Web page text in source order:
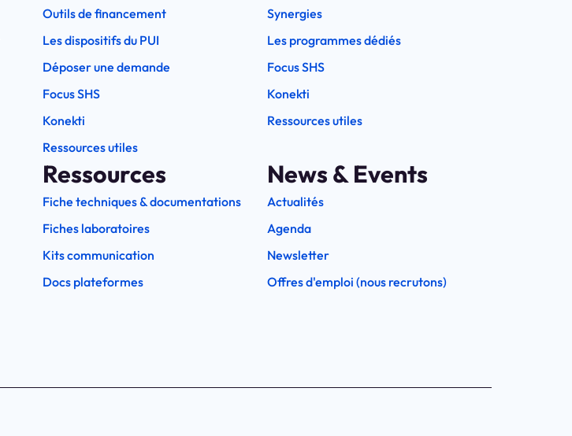
Outils de financement
Les dispositifs du PUI
Déposer une demande
Focus SHS
Konekti
Ressources utiles
Synergies
Les programmes dédiés
Focus SHS
Konekti
Ressources utiles
Ressources
Fiche techniques & documentations
Fiches laboratoires
Kits communication
Docs plateformes
News & Events
Actualités
Agenda
Newsletter
Offres d'emploi (nous recrutons)